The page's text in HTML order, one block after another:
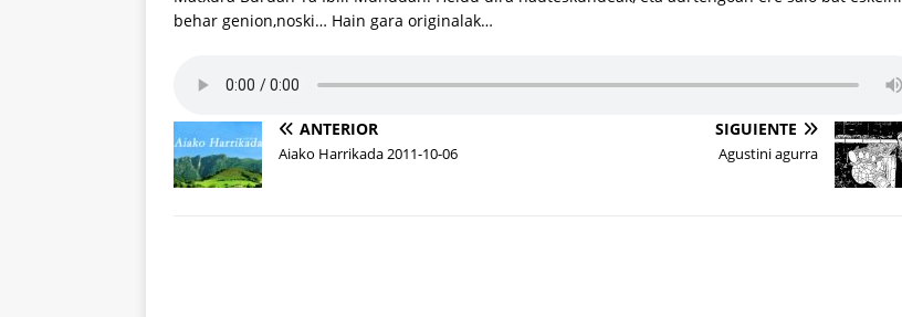
behar genion,noski… Hain gara originalak…
ANTERIOR
Aiako Harrikada 2011-10-06
SIGUIENTE
Agustini agurra